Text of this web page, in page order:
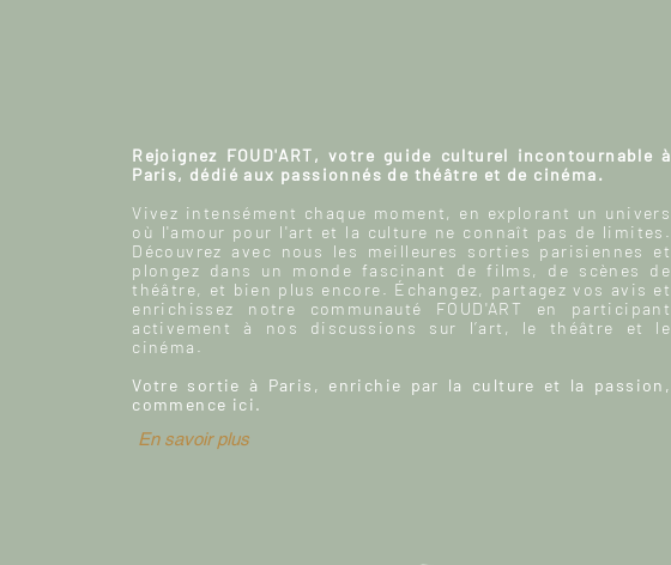
Rejoignez FOUD'ART, votre guide culturel incontournable à
Paris, dédié aux passionnés de théâtre et de cinéma.
Vivez intensément chaque moment, en explorant un univers
où l'amour pour l'art et la culture ne connaît pas de limites.
Découvrez avec nous les meilleures sorties parisiennes et
plongez dans un monde fascinant de films, de scènes de
théâtre, et bien plus encore. Échangez, partagez vos avis et
enrichissez notre communauté FOUD'ART en participant
activement à nos discussions sur l’art, le théâtre et le
cinéma.
Votre sortie à Paris, enrichie par la culture et la passion,
commence ici.
En savoir plus